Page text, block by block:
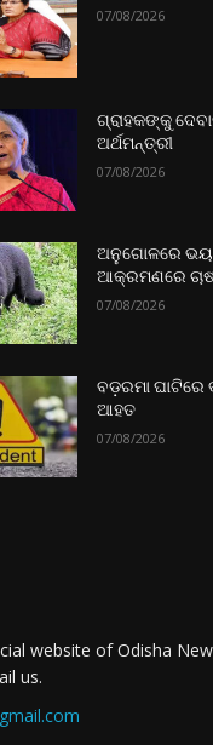
07/08/2026
ଗ୍ରାହକଙ୍କୁ
ଅର୍ଥମନ୍ତ୍ରୀ
07/08/2026
ଅନୁଗୋଳରେ
ଆକ୍ରମଣରେ
07/08/2026
ବଡ଼ରମା ଘାଟିରେ
ଆହତ
07/08/2026
website of Odisha
us.